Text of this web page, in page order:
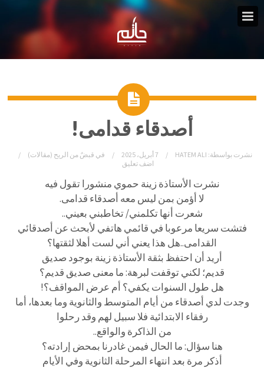
أصدقاء قدامى!
نشرت بواسطة: HATEM ALI 7 أبريل، 2025 في قبضٌ من الريح (مقالات)
اضف تعليق
نشرت الأستاذة زينة حموي منشورا تقول فيه
لا أؤمن بمن ليس معه أصدقاء قدامى.
شعرت أنها تكلمني/ تخاطبني بعيني..
فتشت سريعا مرعوبا في قائمي هاتفي لأبحث عن أصدقائي
القدامى..هل هذا يعني أني لست أهلا لثقتها؟
أريد أن احتفظ بثقة الأستاذة زينة بوجود صديق
قديم؛ لكني توقفت لبرهة: ما معنى صديق قديم؟
هل طول السنوات يكفي؟ أم عرض المواقف؟!
وجدت لدي أصدقاء من أيام المتوسط والثانوية وما بعدها، أما
رفقاء الابتدائية فلا سبيل لهم وقد رحلوا
من الذاكرة والواقع..
هنا سؤال: ما الحال فيمن غادرنا بمحض إرادته؟
أذكر مرة بعد انتهاء المرحلة الثانوية وفي الأيام